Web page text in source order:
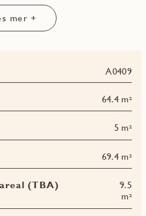
mer +
A0409
64.4 m²
5 m²
69.4 m²
(TBA)
9.5
m²